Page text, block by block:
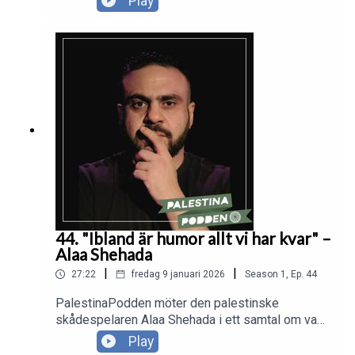
att bryta blockaden mot Gaza, är aktiv i
Rebellmammorna och i Palestinagrupperna. I
dagens stora ödesfrågor hänger ihop.och delar
med sig av sina viktigaste lärdomar, bland annat
vikten av att bygga breda, inkluderande rörelser
och lyssna till olika perspektiv.
44. "Ibland är humor allt vi har kvar" –
Alaa Shehada
27:22 | fredag 9 januari 2026 | Season 1 , Ep. 44
PalestinaPodden möter den palestinske
skådespelaren Alaa Shehada i ett samtal om vad
scenkonst och humor betyder i en kontext som
Play